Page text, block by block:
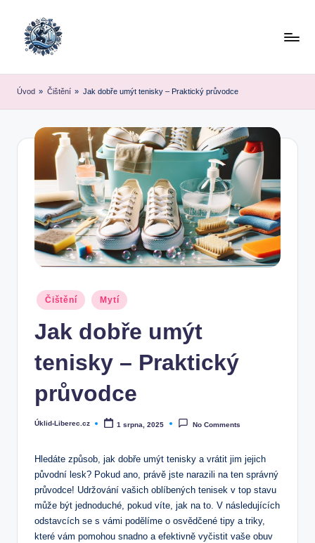
Úvod » Čištění » Jak dobře umýt tenisky – Praktický průvodce
Posted
in
Čištění Mytí
Jak dobře umýt
tenisky – Praktický
průvodce
Posted
Úklid-Liberec.cz 1 srpna, 2025 No Comments
Hledáte způsob, jak dobře umýt tenisky a vrátit jim jejich
původní lesk? Pokud ano, právě jste narazili na ten správný
průvodce! Udržování vašich oblíbených tenisek v top stavu
může být jednoduché, pokud víte, jak na to. V následujících
odstavcích se s vámi podělíme o osvědčené tipy a triky,
které vám pomohou snadno a efektivně vyčistit vaše obuv